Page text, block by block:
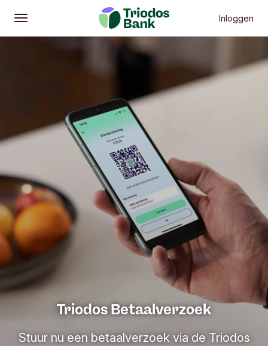
Openen
Hoofdmenu Inloggen
Triodos Betaalverzoek
Stuur nu een betaalverzoek via de Triodos